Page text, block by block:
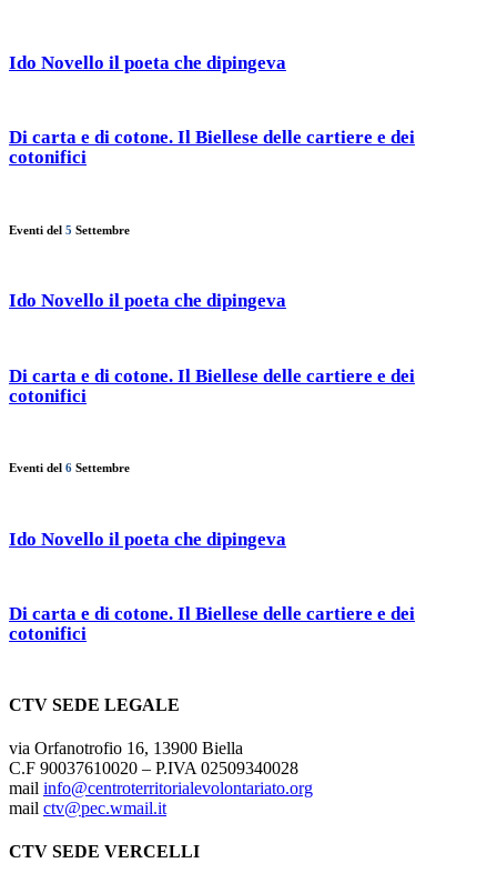
Ido Novello il poeta che dipingeva
Di carta e di cotone. Il Biellese delle cartiere e dei
cotonifici
Eventi del 5 Settembre
Ido Novello il poeta che dipingeva
Di carta e di cotone. Il Biellese delle cartiere e dei
cotonifici
Eventi del 6 Settembre
Ido Novello il poeta che dipingeva
Di carta e di cotone. Il Biellese delle cartiere e dei
cotonifici
CTV SEDE LEGALE
via Orfanotrofio 16, 13900 Biella
C.F 90037610020 – P.IVA 02509340028
mail info@centroterritorialevolontariato.org
mail ctv@pec.wmail.it
CTV SEDE VERCELLI